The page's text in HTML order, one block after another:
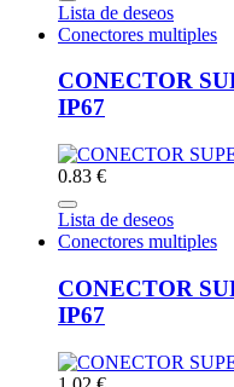
Lista de deseos
Conectores multiples
CONECTOR
IP67
0.83 €
Lista de deseos
Conectores multiples
CONECTOR
IP67